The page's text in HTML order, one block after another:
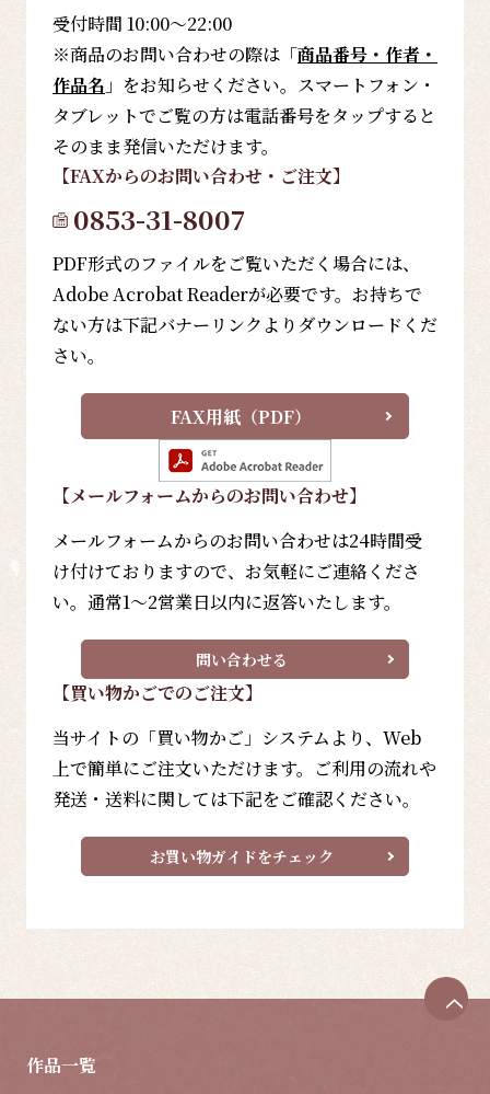
受付時間 10:00～22:00
※商品のお問い合わせの際は「商品番号・作者・
作品名 」をお知らせください。スマートフォン・
タブレットでご覧の方は電話番号をタップすると
そのまま発信いただけます。
【FAXからのお問い合わせ・ご注文】
0853-31-8007
PDF形式のファイルをご覧いただく場合には、
Adobe Acrobat Readerが必要です。お持ちで
ない方は下記バナーリンクよりダウンロードくだ
さい。
FAX用紙（PDF）
【メールフォームからのお問い合わせ】
メールフォームからのお問い合わせは24時間受
け付けておりますので、お気軽にご連絡くださ
い。通常1～2営業日以内に返答いたします。
問い合わせる
【買い物かごでのご注文】
当サイトの「買い物かご」システムより、Web
上で簡単にご注文いただけます。ご利用の流れや
発送・送料に関しては下記をご確認ください。
お買い物ガイドをチェック
作品一覧
ペ